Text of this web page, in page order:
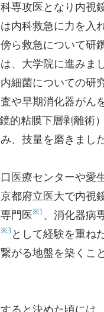
専攻医となり内視
内科救急に力を入
ら救急について研
、大学院に進みま
細菌についての研
や早期消化器がん
的粘膜下層剥離術
、技量を磨きました
医療センターや愛
都府立医大で内視
門医※1 、消化器病
※3 として経験を重ね
がる地盤を築くこ
ると決めた頃には